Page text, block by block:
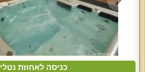
כניסה לאחוזת נטלי